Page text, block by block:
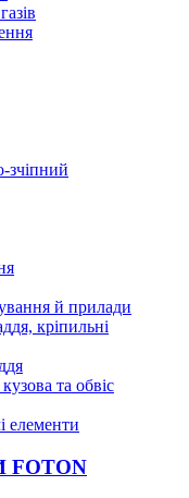
зчіпний
й прилади
кріпильні
та обвіс
елементи